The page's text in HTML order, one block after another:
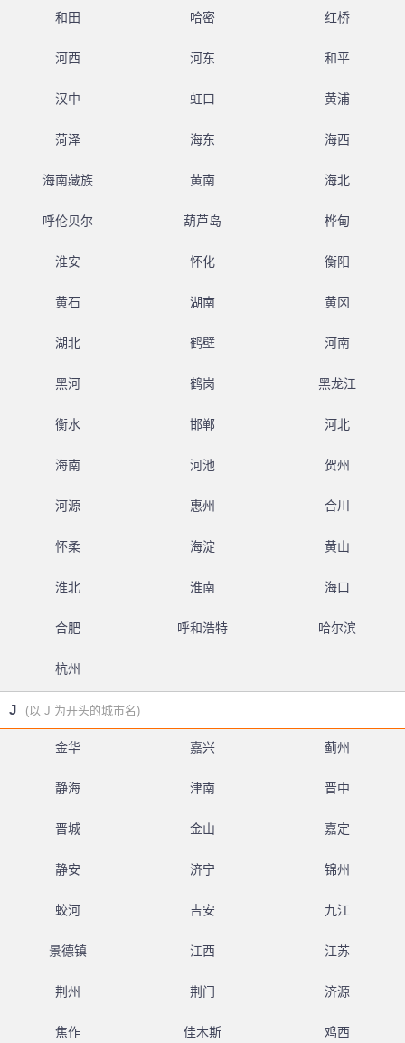
和田 哈密 红桥
河西 河东 和平
汉中 虹口 黄浦
菏泽 海东 海西
海南藏族 黄南 海北
呼伦贝尔 葫芦岛 桦甸
淮安 怀化 衡阳
黄石 湖南 黄冈
湖北 鹤壁 河南
黑河 鹤岗 黑龙江
衡水 邯郸 河北
海南 河池 贺州
河源 惠州 合川
怀柔 海淀 黄山
淮北 淮南 海口
合肥 呼和浩特 哈尔滨
杭州
J (以 J 为开头的城市名)
金华 嘉兴 蓟州
静海 津南 晋中
晋城 金山 嘉定
静安 济宁 锦州
蛟河 吉安 九江
景德镇 江西 江苏
荆州 荆门 济源
焦作 佳木斯 鸡西